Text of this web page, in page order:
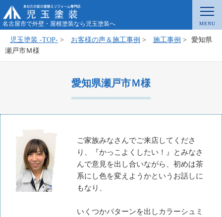
名古屋市で外壁・屋根塗装なら児玉塗装へ
児玉塗装 -TOP- > お客様の声＆施工事例 > 施工事例 >
愛知県
瀬戸市Ｍ様
愛知県瀬戸市Ｍ様
ご家族みなさんでご来店してくださ
り、『かっこよくしたい！』とみなさ
んで意見を出し合いながら、初めは茶
系にし色を変えようかというお話しに
もなり、
いくつかパターンを出しカラーシュミ